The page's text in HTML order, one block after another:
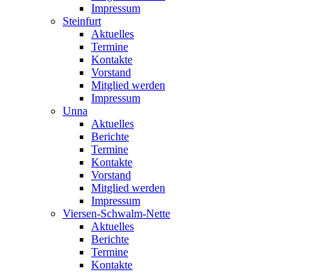
Impressum
Steinfurt
Aktuelles
Termine
Kontakte
Vorstand
Mitglied werden
Impressum
Unna
Aktuelles
Berichte
Termine
Kontakte
Vorstand
Mitglied werden
Impressum
Viersen-Schwalm-Nette
Aktuelles
Berichte
Termine
Kontakte